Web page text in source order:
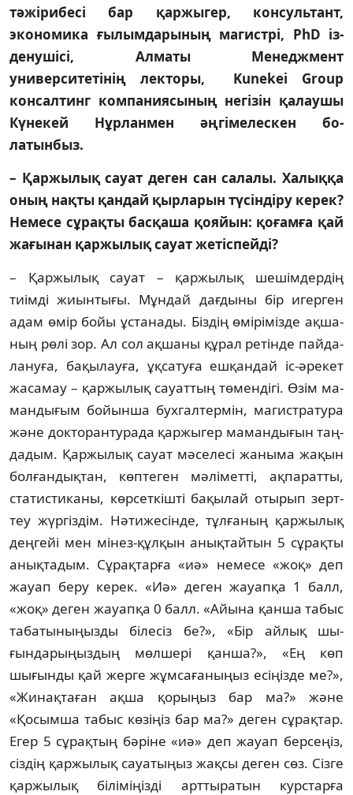
тәжірибесі бар қаржыгер, кон­суль­тант,
экономика ғылымдарының магистрі, PhD із­
дену­шісі, Алматы Менеджмент
университетінің лек­торы, Kunekei Group
консалтинг компаниясының не­гізін қалаушы
Күнекей Нұрланмен әңгімелескен бо­
латынбыз.
– Қаржылық сауат деген сан салалы. Халыққа
оның нақ­ты қандай қырларын тү­сіндіру керек?
Немесе сұ­рақ­ты бас­қаша қояйын: қоғамға қай
жағынан қаржылық сауат жетіспейді?
– Қаржылық сауат – қар­жылық ше­шім­дер­дің
тиімді жиынтығы. Мұн­­дай дағдыны бір игер­ген
адам өмір бойы ұс­танады. Біз­­­дің өмі­рі­мі­з­де ақша­
ның рө­лі зор. Ал сол ақ­­шаны құ­рал ре­тінде пай­да­­
ла­ну­­­ға, ба­­­­қы­лау­ға, ұқ­­­­сату­ға еш­­­­қан­дай іс-әрекет
жа­­самау – қар­жы­лық сауат­тың тө­­мендігі. Өзім ма­
ман­дығым бойын­ша бух­гал­тер­мін, ма­гис­тра­тура
және док­торан­турада қаржыгер маман­дығын таң­
да­дым. Қар­­­жылық сауат мәселесі жаныма жақын
бол­ғандықтан, көптеген мәліметті, ақпаратты,
ста­тистиканы, көрсет­кішті бақылай отырып зерт­
теу жүргіздім. Нәтижесінде, тұлғаның қар­жылық
деңгейі мен мінез-құлқын анықтайтын 5 сұрақты
анық­тадым. Сұрақтарға «иә» немесе «жоқ» деп
жауап беру керек. «Иә» деген жауапқа 1 балл,
«жоқ» деген жауапқа 0 балл. «Айына қан­ша табыс
та­батыныңызды білесіз бе?», «Бір ай­лық шы­
ғындарыңыздың мөлшері қанша?», «Ең көп
шығынды қай жерге жұмсағаныңыз есіңізде ме?»,
«Жинақтаған ақша қорыңыз бар ма?» жә­не
«Қосымша табыс көзіңіз бар ма?» де­ген сұрақтар.
Егер 5 сұрақтың бәріне «иә» деп жауап берсеңіз,
сіздің қаржылық сауатыңыз жақ­сы деген сөз. Сізге
қаржылық біліміңізді арт­тыратын курстарға